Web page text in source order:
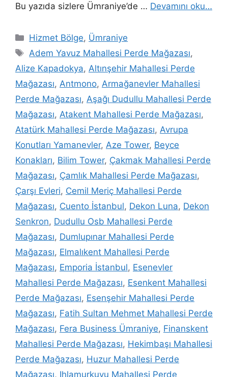
Bu yazıda sizlere Ümraniye’de … Devamını oku…
Hizmet Bölge, Ümraniye
Adem Yavuz Mahallesi Perde Mağazası,
Alize Kapadokya, Altınşehir Mahallesi Perde
Mağazası, Antmono, Armağanevler Mahallesi
Perde Mağazası, Aşağı Dudullu Mahallesi Perde
Mağazası, Atakent Mahallesi Perde Mağazası,
Atatürk Mahallesi Perde Mağazası, Avrupa
Konutları Yamanevler, Aze Tower, Beyce
Konakları, Bilim Tower, Çakmak Mahallesi Perde
Mağazası, Çamlık Mahallesi Perde Mağazası,
Çarşı Evleri, Cemil Meriç Mahallesi Perde
Mağazası, Cuento İstanbul, Dekon Luna, Dekon
Senkron, Dudullu Osb Mahallesi Perde
Mağazası, Dumlupınar Mahallesi Perde
Mağazası, Elmalıkent Mahallesi Perde
Mağazası, Emporia İstanbul, Esenevler
Mahallesi Perde Mağazası, Esenkent Mahallesi
Perde Mağazası, Esenşehir Mahallesi Perde
Mağazası, Fatih Sultan Mehmet Mahallesi Perde
Mağazası, Fera Business Ümraniye, Finanskent
Mahallesi Perde Mağazası, Hekimbaşı Mahallesi
Perde Mağazası, Huzur Mahallesi Perde
Mağazası, Ihlamurkuyu Mahallesi Perde